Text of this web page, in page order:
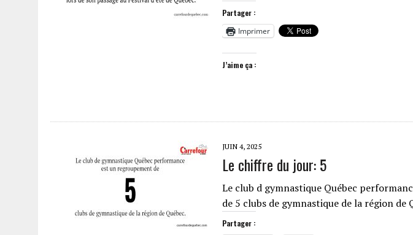
Partager :
Imprimer
J’aime ça :
JUIN 4, 2025
Le chiffre du jour: 5
Le club d gymnastique Québec
de 5 clubs de gymnastique de la région de
Partager :